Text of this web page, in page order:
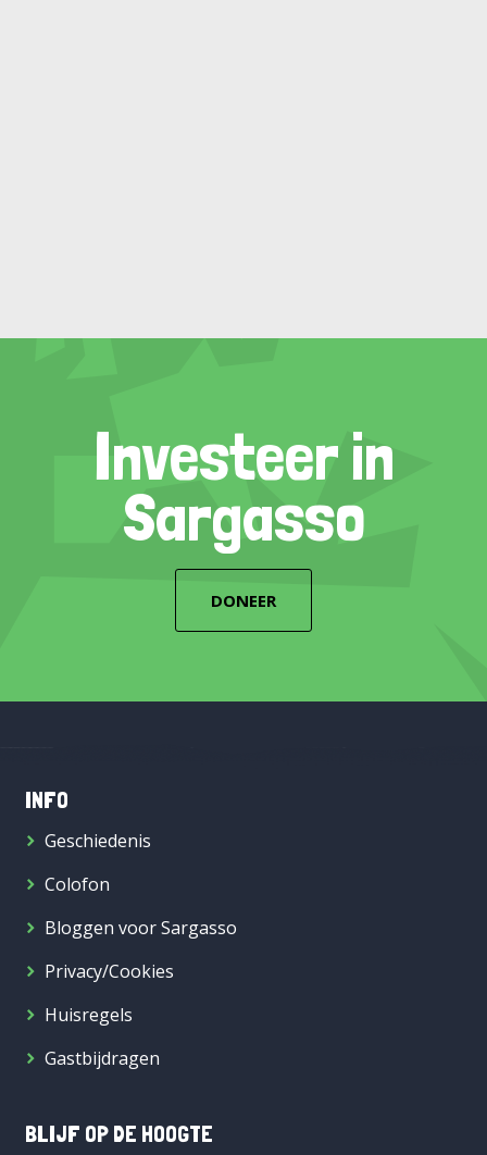
Investeer in
Sargasso
DONEER
INFO
Geschiedenis
Colofon
Bloggen voor Sargasso
Privacy/Cookies
Huisregels
Gastbijdragen
BLIJF OP DE HOOGTE